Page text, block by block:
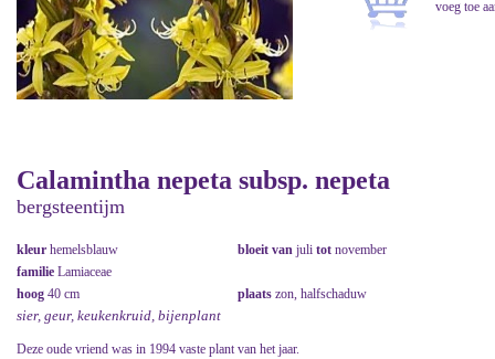
Calamintha nepeta subsp. nepeta
bergsteentijm
kleur hemelsblauw bloeit van juli tot november
familie Lamiaceae
hoog 40 cm plaats zon, halfschaduw
sier, geur, keukenkruid, bijenplant
Deze oude vriend was in 1994 vaste plant van het jaar.